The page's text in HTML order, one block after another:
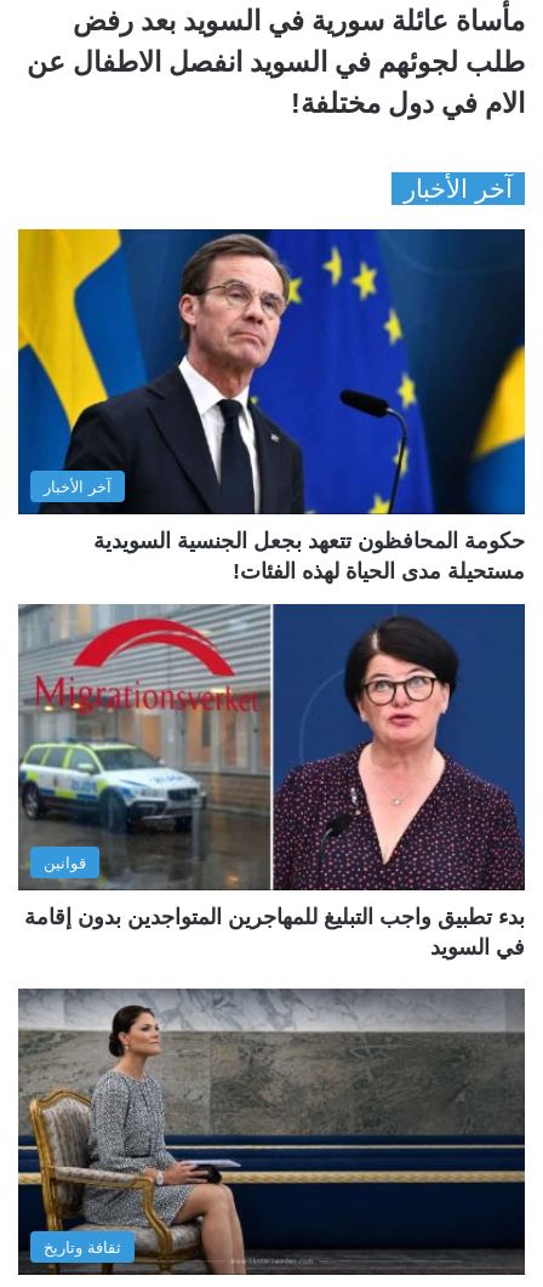
مأساة عائلة سورية في السويد بعد رفض
طلب لجوئهم في السويد انفصل الاطفال عن
الام في دول مختلفة!
آخر الأخبار
آخر الأخبار
حكومة المحافظون تتعهد بجعل الجنسية السويدية
مستحيلة مدى الحياة لهذه الفئات!
قوانين
بدء تطبيق واجب التبليغ للمهاجرين المتواجدين بدون إقامة
في السويد
ثقافة وتاريخ